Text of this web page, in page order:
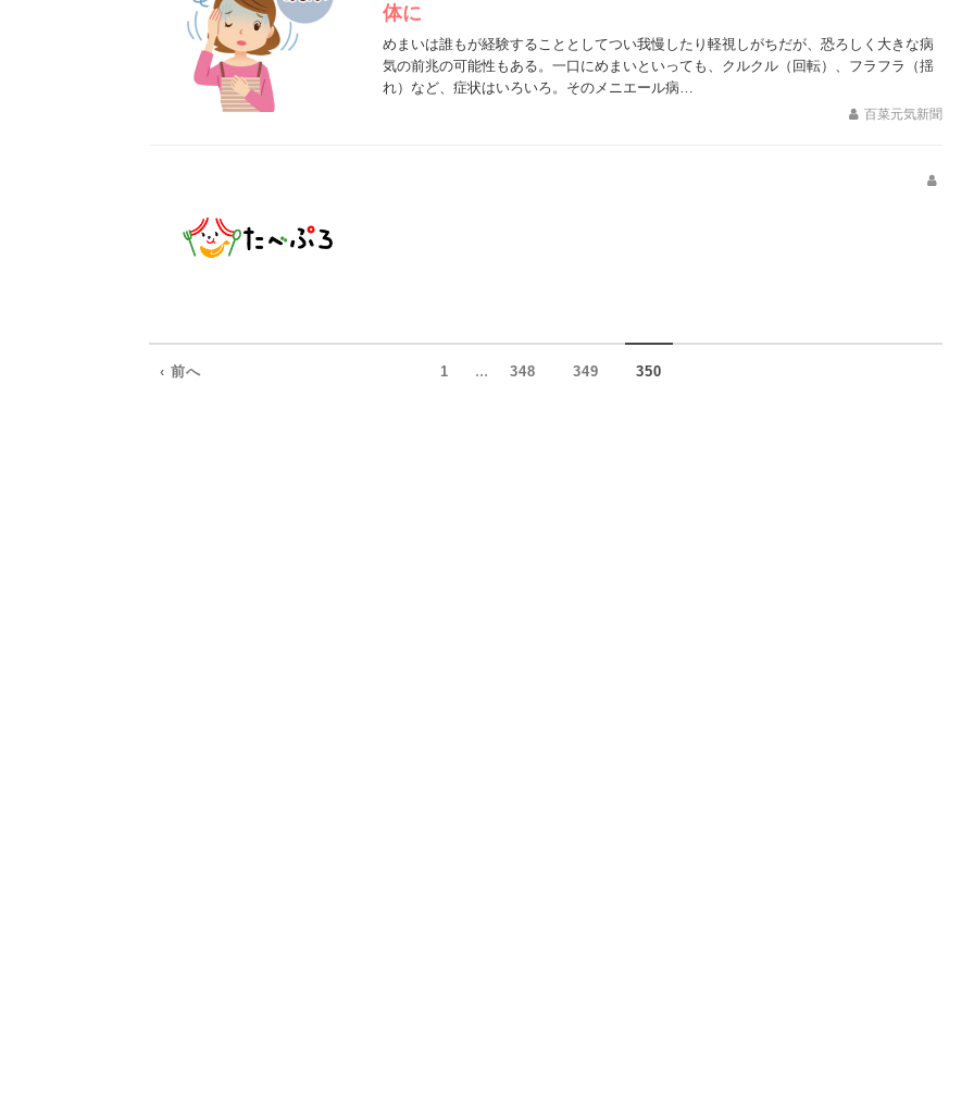
体に
めまいは誰もが経験することとしてつい我慢したり軽視しがちだが、恐ろしく大きな病
気の前兆の可能性もある。一口にめまいといっても、クルクル（回転）、フラフラ（揺
れ）など、症状はいろいろ。そのメニエール病…
百菜元気新聞
‹ 前へ 1 ... 348 349 350